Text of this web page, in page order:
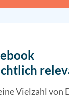
Vielzahl von